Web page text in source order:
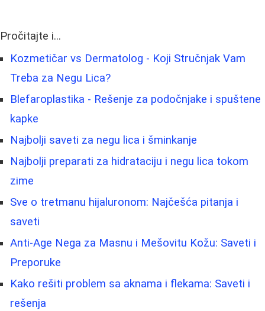
Pročitajte i...
Kozmetičar vs Dermatolog - Koji Stručnjak Vam
Treba za Negu Lica?
Blefaroplastika - Rešenje za podočnjake i spuštene
kapke
Najbolji saveti za negu lica i šminkanje
Najbolji preparati za hidrataciju i negu lica tokom
zime
Sve o tretmanu hijaluronom: Najčešća pitanja i
saveti
Anti-Age Nega za Masnu i Mešovitu Kožu: Saveti i
Preporuke
Kako rešiti problem sa aknama i flekama: Saveti i
rešenja